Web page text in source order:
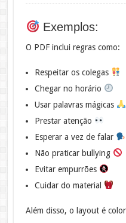
Exemplos:
O PDF inclui regras como:
Respeitar os colegas
Chegar no horário
Usar palavras mágicas
Prestar atenção
Esperar a vez de falar
Não praticar bullying
Evitar empurrões
Cuidar do material
Além disso, o layout é